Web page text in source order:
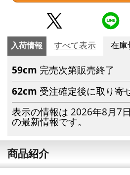
入荷情報 すべて表示 在庫
59cm 完売次第販売終了
62cm 受注確定後に取り寄
表示の情報は 2026年8月7
の最新情報です。
商品紹介